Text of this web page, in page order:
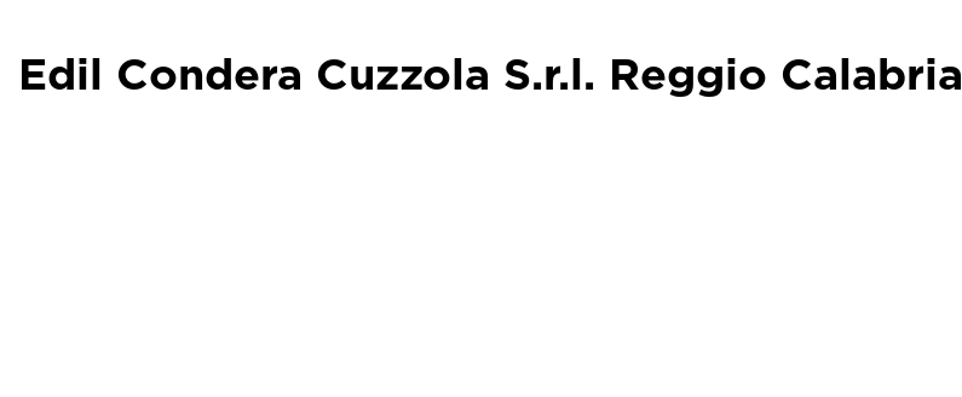
Edil Condera Cuzzola S.r.l. Reggio Calabria